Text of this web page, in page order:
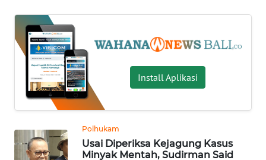
Install Aplikasi
Polhukam
Usai Diperiksa Kejagung Kasus
Minyak Mentah, Sudirman Said
NUSANTARA
KHAS
SERBA-
SERBI
OPINI